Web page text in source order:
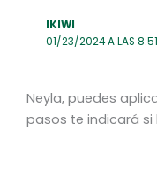
IKIWI
01/23/2024 A LAS
Neyla, puedes
pasos te indicará si